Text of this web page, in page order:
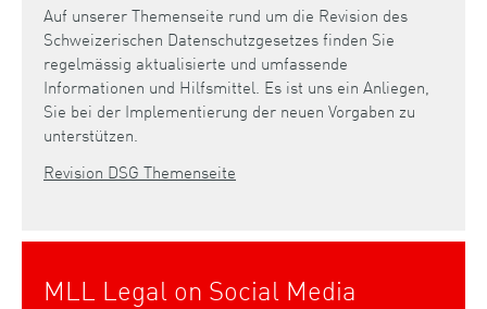
Auf unserer Themenseite rund um die Revision des
Schweizerischen Datenschutzgesetzes finden Sie
regelmässig aktualisierte und umfassende
Informationen und Hilfsmittel. Es ist uns ein Anliegen,
Sie bei der Implementierung der neuen Vorgaben zu
unterstützen.
Revision DSG Themenseite
MLL Legal on Social Media